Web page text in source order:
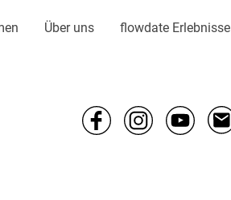
Über uns flowdate Erlebnisse